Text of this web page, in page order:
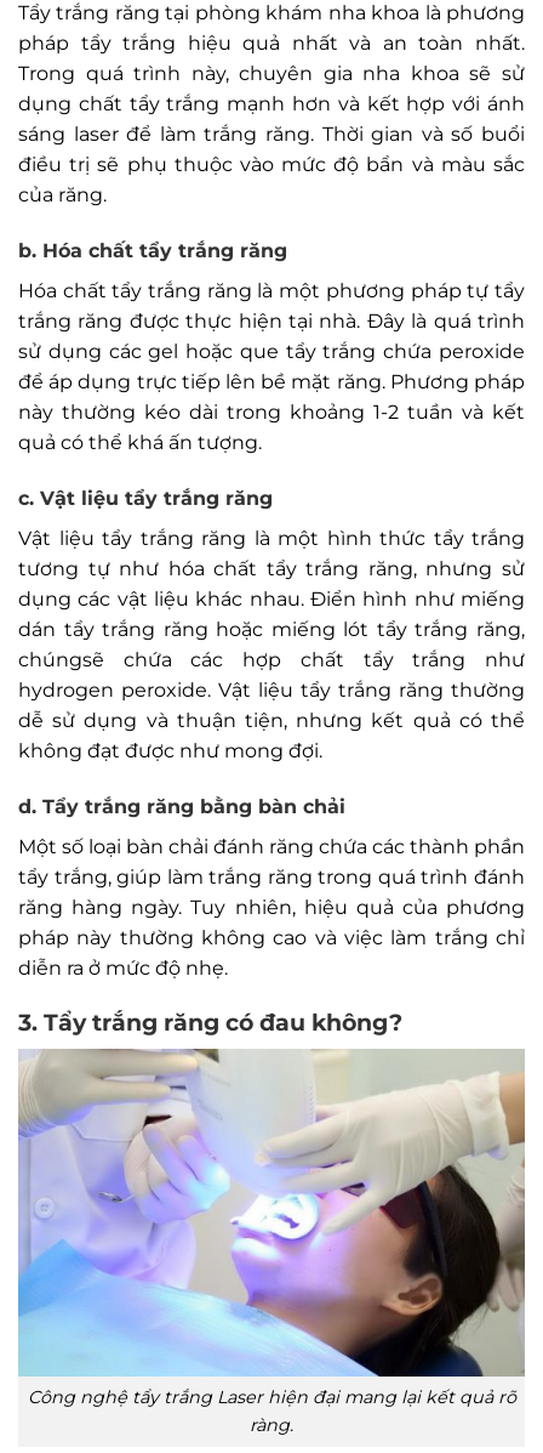
Tẩy trắng răng tại phòng khám nha khoa là phương
pháp tẩy trắng hiệu quả nhất và an toàn nhất.
Trong quá trình này, chuyên gia nha khoa sẽ sử
dụng chất tẩy trắng mạnh hơn và kết hợp với ánh
sáng laser để làm trắng răng. Thời gian và số buổi
điều trị sẽ phụ thuộc vào mức độ bẩn và màu sắc
của răng.
b. Hóa chất tẩy trắng răng
Hóa chất tẩy trắng răng là một phương pháp tự tẩy
trắng răng được thực hiện tại nhà. Đây là quá trình
sử dụng các gel hoặc que tẩy trắng chứa peroxide
để áp dụng trực tiếp lên bề mặt răng. Phương pháp
này thường kéo dài trong khoảng 1-2 tuần và kết
quả có thể khá ấn tượng.
c. Vật liệu tẩy trắng răng
Vật liệu tẩy trắng răng là một hình thức tẩy trắng
tương tự như hóa chất tẩy trắng răng, nhưng sử
dụng các vật liệu khác nhau. Điển hình như miếng
dán tẩy trắng răng hoặc miếng lót tẩy trắng răng,
chúngsẽ chứa các hợp chất tẩy trắng như
hydrogen peroxide. Vật liệu tẩy trắng răng thường
dễ sử dụng và thuận tiện, nhưng kết quả có thể
không đạt được như mong đợi.
d. Tẩy trắng răng bằng bàn chải
Một số loại bàn chải đánh răng chứa các thành phần
tẩy trắng, giúp làm trắng răng trong quá trình đánh
răng hàng ngày. Tuy nhiên, hiệu quả của phương
pháp này thường không cao và việc làm trắng chỉ
diễn ra ở mức độ nhẹ.
3. Tẩy trắng răng có đau không?
Công nghệ tẩy trắng Laser hiện đại mang lại kết quả rõ
ràng.